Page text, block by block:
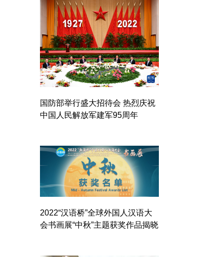
国防部举行盛大招待会 热烈庆祝
中国人民解放军建军95周年
2022“汉语桥”全球外国人汉语大
会书画展“中秋”主题获奖作品揭晓